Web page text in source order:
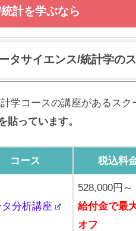
計を学ぶなら
タサイエンス/統計学の
学コースの講座があるスク
貼っています。
コース 税込料
分析講座
528,000円～
給付金で最
オフ